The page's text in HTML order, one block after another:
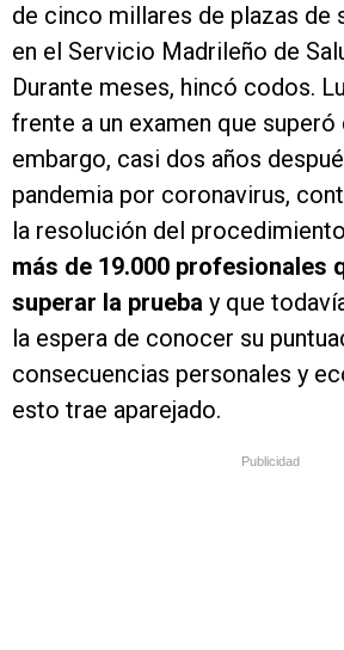
de cinco millares de plazas de
en el Servicio Madrileño de
Durante meses, hincó codos.
frente a un examen que superó
embargo, casi dos años
pandemia por coronavirus,
la resolución del
más de 19.000 profesionales
superar la prueba y que
la espera de conocer su
consecuencias personales y
esto trae aparejado.
Publicidad